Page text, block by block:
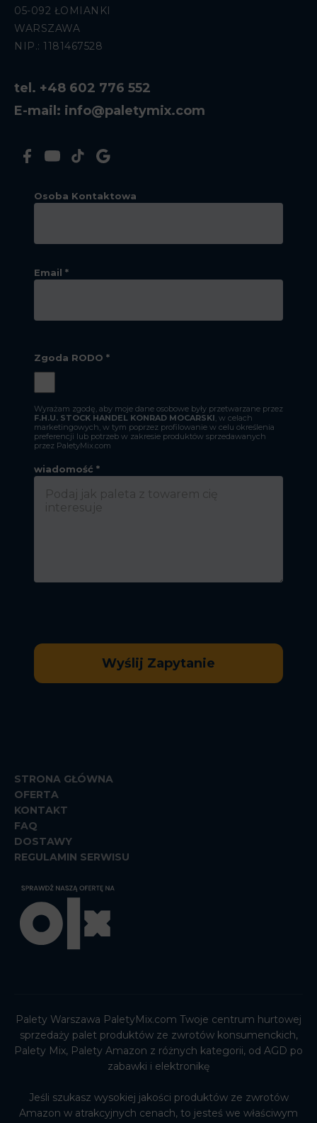
05-092 ŁOMIANKI
WARSZAWA
NIP.: 1181467528
tel. +48 602 776 552
E-mail: info@paletymix.com
Osoba Kontaktowa
Email *
Zgoda RODO *
Wyrażam zgodę, aby moje dane osobowe były przetwarzane przez
F.H.U. STOCK HANDEL KONRAD MOCARSKI , w celach
marketingowych, w tym poprzez profilowanie w celu określenia
preferencji lub potrzeb w zakresie produktów sprzedawanych
przez PaletyMix.com
wiadomość *
STRONA GŁÓWNA
OFERTA
KONTAKT
FAQ
DOSTAWY
REGULAMIN SERWISU
Palety Warszawa PaletyMix.com Twoje centrum hurtowej
sprzedaży palet produktów ze zwrotów konsumenckich,
Palety Mix, Palety Amazon z różnych kategorii, od AGD po
zabawki i elektronikę
Jeśli szukasz wysokiej jakości produktów ze zwrotów
Amazon w atrakcyjnych cenach, to jesteś we właściwym